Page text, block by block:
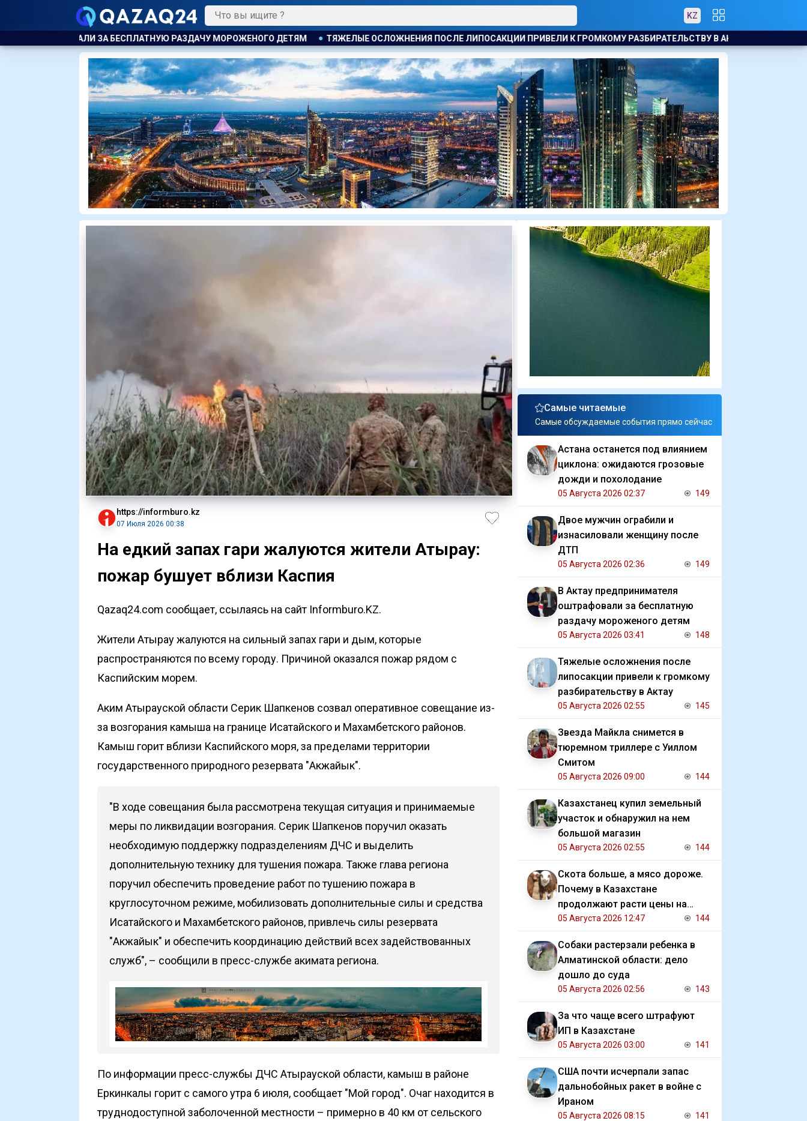
KZ
РАЗДАЧУ МОРОЖЕНОГО ДЕТЯМ ТЯЖЕЛЫЕ ОСЛОЖНЕНИЯ ПОСЛЕ ЛИПОСАКЦИИ ПРИВЕЛИ К ГРОМКОМУ РАЗБИРАТЕЛЬСТВУ В АКТАУ ЗВЕЗДА МАЙКЛА СНИМЕТСЯ В ТЮРЕМНОМ
https://informburo.kz
07 Июля 2026 00:38
На едкий запах гари жалуются жители Атырау:
пожар бушует вблизи Каспия
Qazaq24.com сообщает, ссылаясь на сайт Informburo.KZ.
Жители Атырау жалуются на сильный запах гари и дым, которые
распространяются по всему городу. Причиной оказался пожар рядом с
Каспийским морем.
Аким Атырауской области Серик Шапкенов созвал оперативное совещание из-
за возгорания камыша на границе Исатайского и Махамбетского районов.
Камыш горит вблизи Каспийского моря, за пределами территории
государственного природного резервата "Акжайык".
"В ходе совещания была рассмотрена текущая ситуация и принимаемые
меры по ликвидации возгорания. Серик Шапкенов поручил оказать
необходимую поддержку подразделениям ДЧС и выделить
дополнительную технику для тушения пожара. Также глава региона
поручил обеспечить проведение работ по тушению пожара в
круглосуточном режиме, мобилизовать дополнительные силы и средства
Исатайского и Махамбетского районов, привлечь силы резервата
"Акжайык" и обеспечить координацию действий всех задействованных
служб", – сообщили в пресс-службе акимата региона.
По информации пресс-службы ДЧС Атырауской области, камыш в районе
Еркинкалы горит с самого утра 6 июля, сообщает "Мой город". Очаг находится в
труднодоступной заболоченной местности – примерно в 40 км от сельского
Самые читаемые
Самые обсуждаемые события прямо сейчас
Астана останется под влиянием
циклона: ожидаются грозовые
дожди и похолодание
05 Августа 2026 02:37 149
Двое мужчин ограбили и
изнасиловали женщину после
ДТП
05 Августа 2026 02:36 149
В Актау предпринимателя
оштрафовали за бесплатную
раздачу мороженого детям
05 Августа 2026 03:41 148
Тяжелые осложнения после
липосакции привели к громкому
разбирательству в Актау
05 Августа 2026 02:55 145
Звезда Майкла снимется в
тюремном триллере с Уиллом
Смитом
05 Августа 2026 09:00 144
Казахстанец купил земельный
участок и обнаружил на нем
большой магазин
05 Августа 2026 02:55 144
Скота больше, а мясо дороже.
Почему в Казахстане
продолжают расти цены на
баранину и конину
05 Августа 2026 12:47 144
Собаки растерзали ребенка в
Алматинской области: дело
дошло до суда
05 Августа 2026 02:56 143
За что чаще всего штрафуют
ИП в Казахстане
05 Августа 2026 03:00 141
США почти исчерпали запас
дальнобойных ракет в войне с
Ираном
05 Августа 2026 08:15 141